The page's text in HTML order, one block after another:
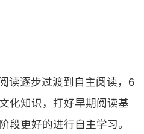
读逐步过渡到自主阅读，6
化知识，打好早期阅读基
段更好的进行自主学习。